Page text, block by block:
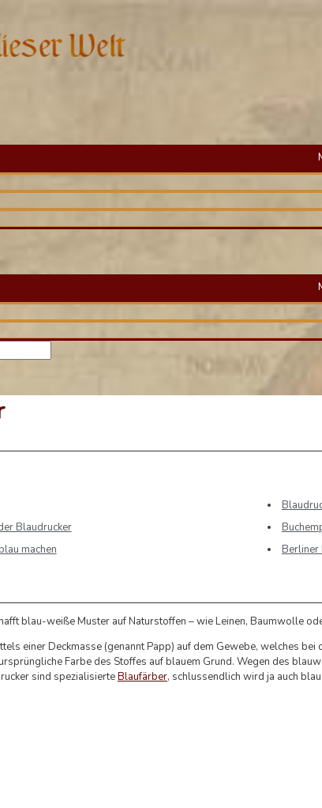
Blaudrucker
machen
Berliner
blau-weiße Muster auf Naturstoffen – wie Leinen, Baumwolle
einer Deckmasse (genannt Papp) auf dem Gewebe, welches
Farbe des Stoffes auf blauem Grund. Wegen des
sind spezialisierteBlaufärber, schlussendlich wird ja auch